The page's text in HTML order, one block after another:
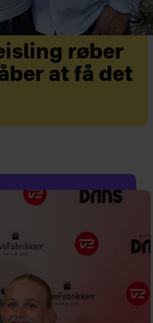
røber
at få det